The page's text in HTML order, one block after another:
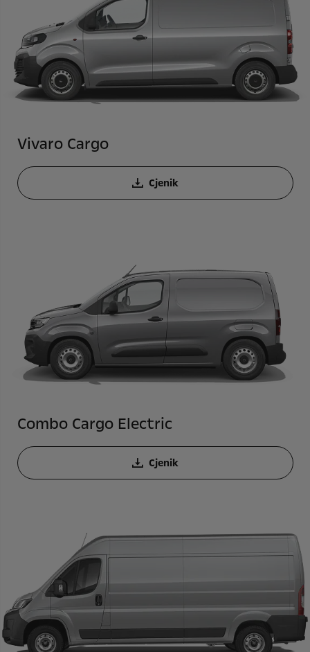
Vivaro Cargo
Cjenik
Combo Cargo Electric
Cjenik